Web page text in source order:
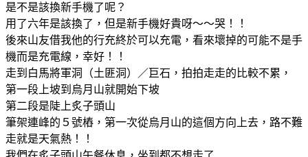
是不是該換新手機了呢？
用了六年是該換了，但是新手機好貴呀～～哭！！
後來山友借我他的行充終於可以充電，看來壞掉的可能不是手
機而是充電線，幸好！！
走到白馬將軍洞（土匪洞）／巨石，拍拍走走的比較不累，
第一段上坡到烏月山就開始下坡
第二段是陡上炙子頭山
筆架連峰的５號樁，第一次從烏月山的這個方向上去，路不難
走就是天氣熱！！